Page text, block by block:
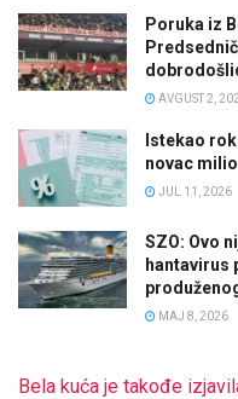
Poruka iz
AVGUST 2,
Istekao
novac
JUL 11, 2026
SZO: Ovo
hantavirus
MAJ 8, 2026
Bela kuća je takođe